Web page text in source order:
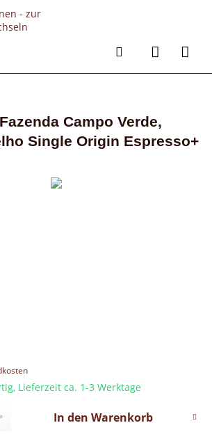
Campo Verde,
Single Origin Espresso+
Lieferzeit ca. 1-3 Werktage
In den Warenkorb